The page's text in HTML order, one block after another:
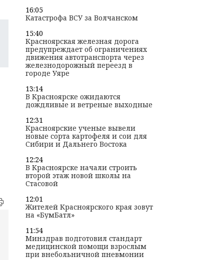
16:05
Катастрофа ВСУ за Волчанском
15:40
Красноярская железная дорога
предупреждает об ограничениях
движения автотранспорта через
железнодорожный переезд в
городе Уяре
13:14
В Красноярске ожидаются
дождливые и ветреные выходные
12:31
Красноярские ученые вывели
новые сорта картофеля и сои для
Сибири и Дальнего Востока
12:24
В Красноярске начали строить
второй этаж новой школы на
Стасовой
12:01
Жителей Красноярского края зовут
на «БумБатл»
11:54
Минздрав подготовил стандарт
медицинской помощи взрослым
при внебольничной пневмонии